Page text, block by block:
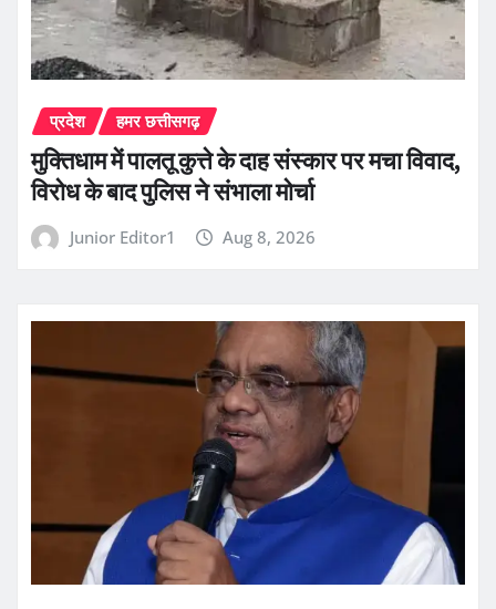
प्रदेश हमर छत्तीसगढ़
मुक्तिधाम में पालतू कुत्ते के दाह संस्कार पर मचा विवाद,
विरोध के बाद पुलिस ने संभाला मोर्चा
Junior Editor1 Aug 8, 2026